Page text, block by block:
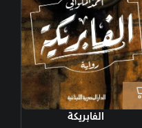
الفابريكة